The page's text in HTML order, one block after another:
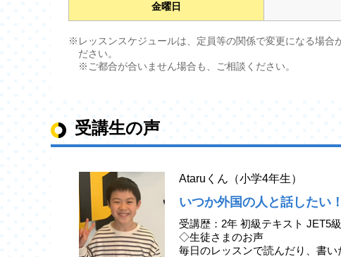
金曜日
※レッスンスケジュールは、定員等の関係で変更になる場合
ださい。
※ご都合が合いません場合も、ご相談ください。
受講生の声
Ataruくん（小学4年生）
いつか外国の人と話したい！
受講歴：2年 初級テキスト JET5
◇生徒さまのお声
毎日のレッスンで読んだり、書い